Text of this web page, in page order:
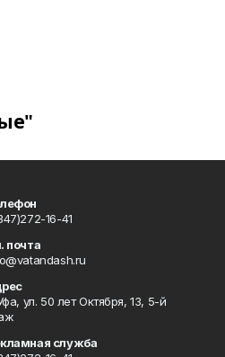
16-41
почта
ул. 50 лет Октября, 13, 5-й
служба